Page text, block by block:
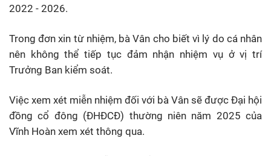
2022 - 2026.
Trong đơn xin từ nhiệm, bà Vân cho biết vì lý do cá nhân
nên không thể tiếp tục đảm nhận nhiệm vụ ở vị trí
Trưởng Ban kiểm soát.
Việc xem xét miễn nhiệm đối với bà Vân sẽ được Đại hội
đồng cổ đông (ĐHĐCĐ) thường niên năm 2025 của
Vĩnh Hoàn xem xét thông qua.